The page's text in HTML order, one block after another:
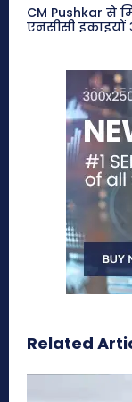
CM Pushkar से
एनसीसी इकाइयों
Related